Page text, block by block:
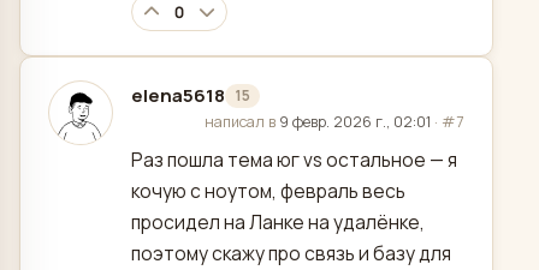
0
elena5618 15
отредактировано
написал в 9 февр. 2026 г., 02:01 · #7
Раз пошла тема юг vs остальное — я
кочую с ноутом, февраль весь
просидел на Ланке на удалёнке,
поэтому скажу про связь и базу для